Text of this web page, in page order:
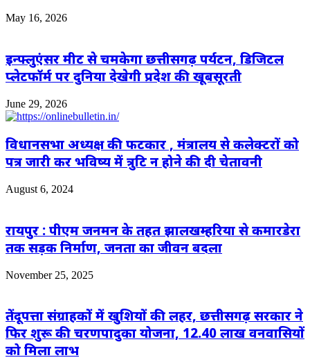
May 16, 2026
इन्फ्लुएंसर मीट से चमकेगा छत्तीसगढ़ पर्यटन, डिजिटल
प्लेटफॉर्म पर दुनिया देखेगी प्रदेश की खूबसूरती
June 29, 2026
विधानसभा अध्यक्ष की फटकार , मंत्रालय से कलेक्टरों को
पत्र जारी कर भविष्य में त्रुटि न होने की दी चेतावनी
August 6, 2024
रायपुर : पीएम जनमन के तहत झालखम्हरिया से कमारडेरा
तक सड़क निर्माण, जनता का जीवन बदला
November 25, 2025
तेंदूपत्ता संग्राहकों में खुशियों की लहर, छत्तीसगढ़ सरकार ने
फिर शुरू की चरणपादुका योजना, 12.40 लाख वनवासियों
को मिला लाभ